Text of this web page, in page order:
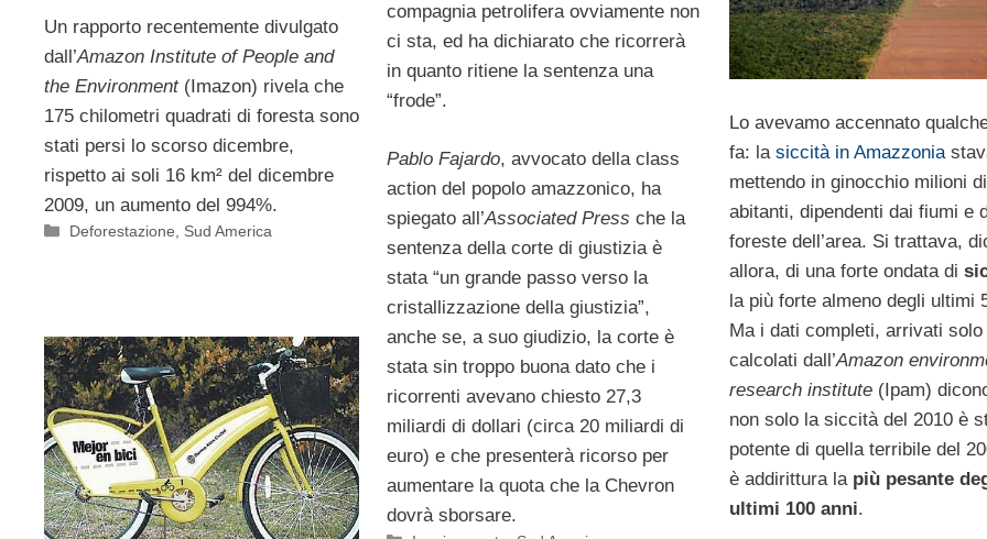
Un rapporto recentemente divulgato
dall’Amazon Institute of People and
the Environment(Imazon) rivela che
175 chilometri quadrati di foresta sono
stati persi lo scorso dicembre,
rispetto ai soli 16 km² del dicembre
2009, un aumento del 994%.
Categorie
Deforestazione Sud America
compagnia petrolifera ovviamente non
ci sta, ed ha dichiarato che ricorrerà
in quanto ritiene la sentenza una
“frode”.
Pablo Fajardo, avvocato della class
action del popolo amazzonico, ha
spiegato all’Associated Press che la
sentenza della corte di giustizia è
stata “un grande passo verso la
cristallizzazione della giustizia”,
anche se, a suo giudizio, la corte è
stata sin troppo buona dato che i
ricorrenti avevano chiesto 27,3
miliardi di dollari (circa 20 miliardi di
euro) e che presenterà ricorso per
aumentare la quota che la Chevron
dovrà sborsare.
Lo avevamo accennato
fa: la siccità in Amazzonia
mettendo in ginocchio milioni di
abitanti, dipendenti dai fiumi e
foreste dell’area. Si trattava,
allora, di una forte ondata di
la più forte almeno degli ultimi
Ma i dati completi, arrivati solo
calcolati dall’Amazon
research institute(Ipam)
non solo la siccità del 2010 è
potente di quella terribile del
è addirittura la più pesante
ultimi 100 anni.